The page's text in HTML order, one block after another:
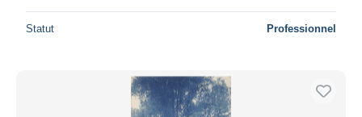
Statut Professionnel